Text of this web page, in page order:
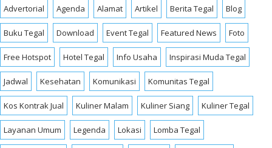
Advertorial Agenda Alamat Artikel Berita Tegal Blog
Buku Tegal Download Event Tegal Featured News Foto
Free Hotspot Hotel Tegal Info Usaha Inspirasi Muda Tegal
Jadwal Kesehatan Komunikasi Komunitas Tegal
Kos Kontrak Jual Kuliner Malam Kuliner Siang Kuliner Tegal
Layanan Umum Legenda Lokasi Lomba Tegal